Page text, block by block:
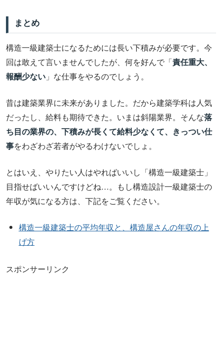
まとめ
構造一級建築士になるためには長い下積みが必要です。今
回は敢えて言いませんでしたが、何を好んで「責任重大、
報酬少ない 」な仕事をやるのでしょう。
昔は建築業界に未来がありました。だから建築学科は人気
だったし、給料も期待できた。いまは斜陽業界。そんな落
ち目の業界の、下積みが長くて給料少なくて、きっつい仕
事をわざわざ若者がやるわけないでしょ。
とはいえ、やりたい人はやればいいし「構造一級建築士」
目指せばいいんですけどね…。もし構造設計一級建築士の
年収が気になる方は、下記をご覧ください。
構造一級建築士の平均年収と、構造屋さんの年収の上
げ方
スポンサーリンク